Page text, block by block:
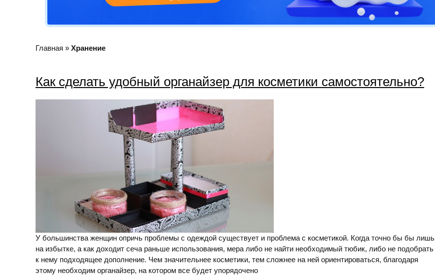
Главная » Хранение
Как сделать удобный органайзер для косметики самостоятельно?
У большинства женщин опричь проблемы с одеждой существует и проблема с косметикой. Когда точно бы бы лишь
на избытке, а как доходит сеча раньше использования, мера либо не найти необходимый тюбик, либо не подобрать
к нему подходящее дополнение. Чем значительнее косметики, тем сложнее на ней ориентироваться, благодаря
этому необходим органайзер, на котором все будет упорядочено